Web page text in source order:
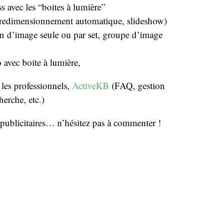
avec les “boites à lumière”
automatique, slideshow)
seule ou par set, groupe d’image
boite à lumière,
professionnels, ActiveKB (FAQ, gestion
etc.)
n’hésitez pas à commenter !